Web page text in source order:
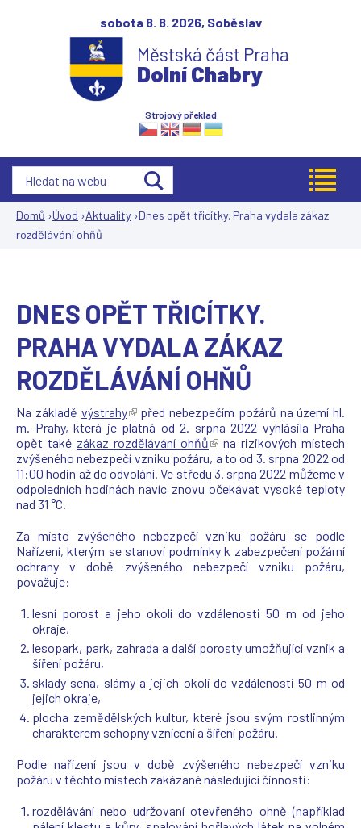
sobota 8. 8. 2026, Soběslav
Městská část Praha
Dolní Chabry
Strojový překlad
Jste
Domů ›Úvod ›Aktuality ›Dnes opět třicítky. Praha vydala zákaz
rozdělávání ohňů
DNES OPĚT TŘICÍTKY.
PRAHA VYDALA ZÁKAZ
ROZDĚLÁVÁNÍ OHŇŮ
Na základě výstrahy(
T
e
n
t
o
k
a
z
o
e
v
e
n
o
m
k
před nebezpečím požárů na území hl.
m. Prahy, která je platná od 2. srpna 2022 vyhlásila Praha
opět také zákaz rozdělávání ohňů(
T
e
n
o
d
k
s
t
v
e
v
o
v
m
na rizikových místech
zvýšeného nebezpečí vzniku požáru, a to od 3. srpna 2022 od
11:00 hodin až do odvolání. Ve středu 3. srpna 2022 můžeme v
odpoledních hodinách navíc znovu očekávat vysoké teploty
nad 31 °C.
Za místo zvýšeného nebezpečí vzniku požáru se podle
Nařízení, kterým se stanoví podmínky k zabezpečení požární
ochrany v době zvýšeného nebezpečí vzniku požáru,
považuje:
lesní porost a jeho okolí do vzdálenosti 50 m od jeho
okraje,
lesopark, park, zahrada a další porosty umožňující vznik a
šíření požáru,
sklady sena, slámy a jejich okolí do vzdálenosti 50 m od
jejich okraje,
plocha zemědělských kultur, které jsou svým rostlinným
charakterem schopny vznícení a šíření požáru.
Podle nařízení jsou v době zvýšeného nebezpečí vzniku
požáru v těchto místech zakázané následující činnosti:
rozdělávání nebo udržovaní otevřeného ohně (například